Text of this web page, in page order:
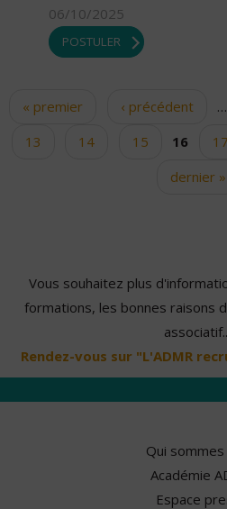
06/10/2025
POSTULER
Pages
« premier ‹ précédent …
13
14 15 16 17
dernier »
Vous souhaitez plus
formations, les bonnes raisons
Rendez-vous sur "L'ADMR
Qui sommes
Académie
Espace